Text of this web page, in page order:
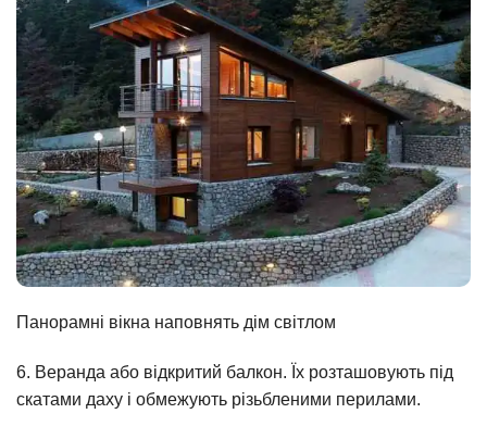
Панорамні вікна наповнять дім світлом
6. Веранда або відкритий балкон. Їх розташовують під
скатами даху і обмежують різьбленими перилами.